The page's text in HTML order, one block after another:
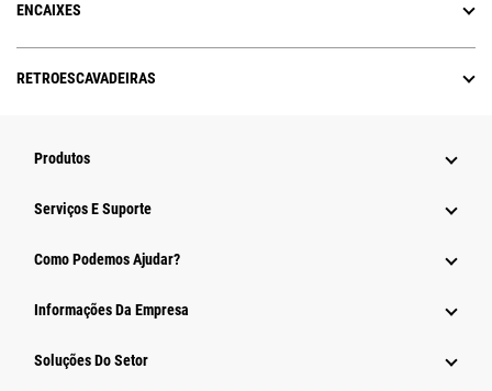
ENCAIXES
RETROESCAVADEIRAS
Produtos
Serviços E Suporte
Como Podemos Ajudar?
Informações Da Empresa
Soluções Do Setor